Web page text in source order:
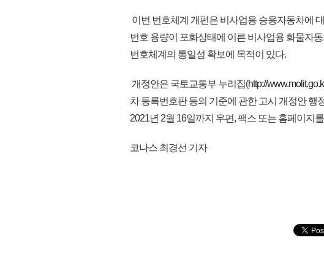
이번 번호체계 개편은 비사업용 승용자동차에
번호 용량이 포화상태에 이른 비사업용 화물자
번호체계의 통일성 확보에 목적이 있다.
개정안은 국토교통부 누리집(http://
차 등록번호판 등의 기준에 관한 고시 개정안 행
2021년 2월 16일까지 우편, 팩스 또는 홈페이지
코나스 최경선 기자